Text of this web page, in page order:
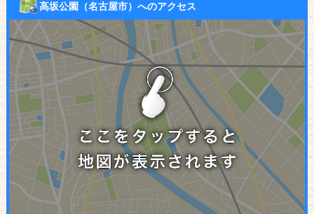
高坂公園（名古屋市）へのアクセス